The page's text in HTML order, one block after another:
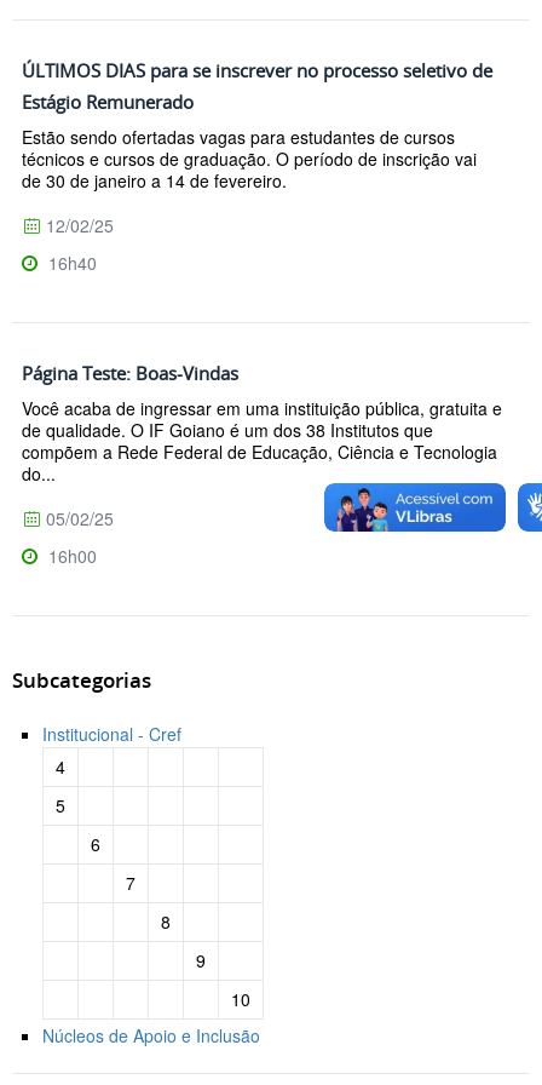
ÚLTIMOS DIAS para se inscrever no processo seletivo de
Estágio Remunerado
Estão sendo ofertadas vagas para estudantes de cursos
técnicos e cursos de graduação. O período de inscrição vai
de 30 de janeiro a 14 de fevereiro.
12/02/25
16h40
Página Teste: Boas-Vindas
Você acaba de ingressar em uma instituição pública, gratuita e
de qualidade. O IF Goiano é um dos 38 Institutos que
compõem a Rede Federal de Educação, Ciência e Tecnologia
do...
05/02/25
16h00
Subcategorias
Institucional - Cref
4
5
6
7
8
9
10
Núcleos de Apoio e Inclusão